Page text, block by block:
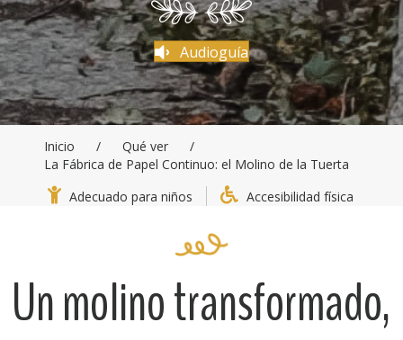
Audioguía
Inicio / Qué ver
/
La Fábrica de Papel Continuo: el Molino de la Tuerta
Adecuado para niños
Accesibilidad física
Un molino transformado,